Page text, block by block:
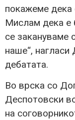
покажеме дека
Мислам дека е
се закануваме
наше“,
дебатата.
Во врска со
Деспотовски
на